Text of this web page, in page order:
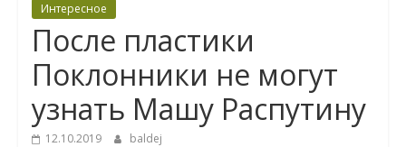
Интересное
После пластики
Поклонники не могут
узнать Машу Распутину
12.10.2019 baldej